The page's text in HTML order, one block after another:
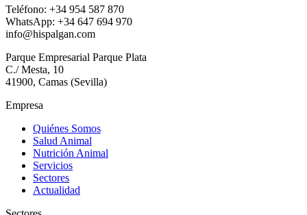
Teléfono: +34 954 587 870
WhatsApp: +34 647 694 970
info@hispalgan.com
Parque Empresarial Parque Plata
C./ Mesta, 10
41900, Camas (Sevilla)
Empresa
Quiénes Somos
Salud Animal
Nutrición Animal
Servicios
Sectores
Actualidad